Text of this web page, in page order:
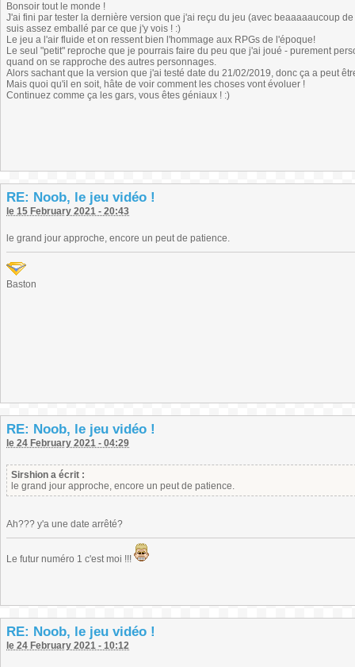
Bonsoir tout le monde !
J'ai fini par tester la dernière version que j'ai reçu du jeu (avec beaaaaaucoup
suis assez emballé par ce que j'y vois ! :)
Le jeu a l'air fluide et on ressent bien l'hommage aux RPGs de l'époque!
Le seul "petit" reproche que je pourrais faire du peu que j'ai joué - purement
quand on se rapproche des autres personnages.
Alors sachant que la version que j'ai testé date du 21/02/2019, donc ça a peut
Mais quoi qu'il en soit, hâte de voir comment les choses vont évoluer !
Continuez comme ça les gars, vous êtes géniaux ! :)
RE: Noob, le jeu vidéo !
le 15 February 2021 - 20:43
le grand jour approche, encore un peut de patience.
Baston
RE: Noob, le jeu vidéo !
le 24 February 2021 - 04:29
Sirshion a écrit :
le grand jour approche, encore un peut de patience.
Ah??? y'a une date arrêté?
Le futur numéro 1 c'est moi !!!
RE: Noob, le jeu vidéo !
le 24 February 2021 - 10:12